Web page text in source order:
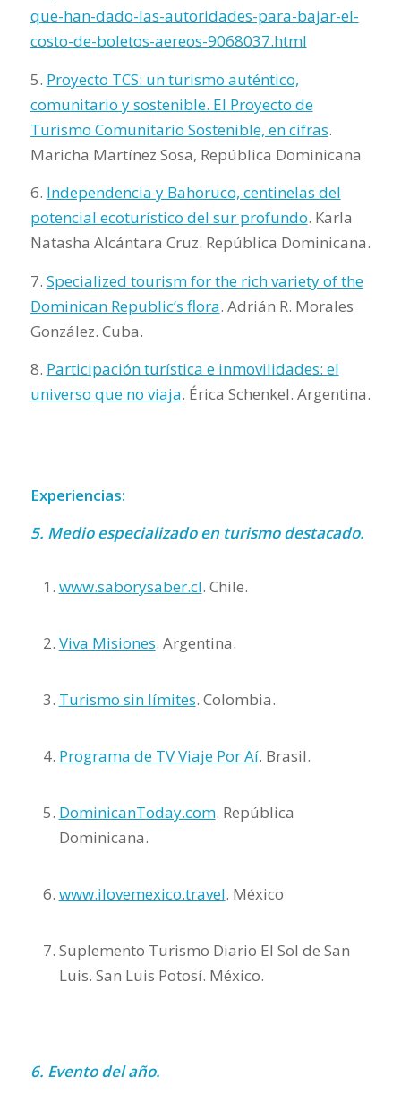
que-han-dado-las-autoridades-para-bajar-el-
costo-de-boletos-aereos-9068037.html
5. Proyecto TCS: un turismo auténtico,
comunitario y sostenible. El Proyecto de
Turismo Comunitario Sostenible, en cifras.
Maricha Martínez Sosa, República Dominicana
6. Independencia y Bahoruco, centinelas del
potencial ecoturístico del sur profundo. Karla
Natasha Alcántara Cruz. República Dominicana.
7. Specialized tourism for the rich variety of the
Dominican Republic’s flora. Adrián R. Morales
González. Cuba.
8. Participación turística e inmovilidades: el
universo que no viaja. Érica Schenkel. Argentina.
Experiencias:
5. Medio especializado en turismo destacado.
www.saborysaber.cl. Chile.
Viva Misiones. Argentina.
Turismo sin límites. Colombia.
Programa de TV Viaje Por Aí. Brasil.
DominicanToday.com. República
Dominicana.
www.ilovemexico.travel. México
Suplemento Turismo Diario El Sol de San
Luis. San Luis Potosí. México.
6. Evento del año.